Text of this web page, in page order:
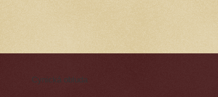
Cynická obluda